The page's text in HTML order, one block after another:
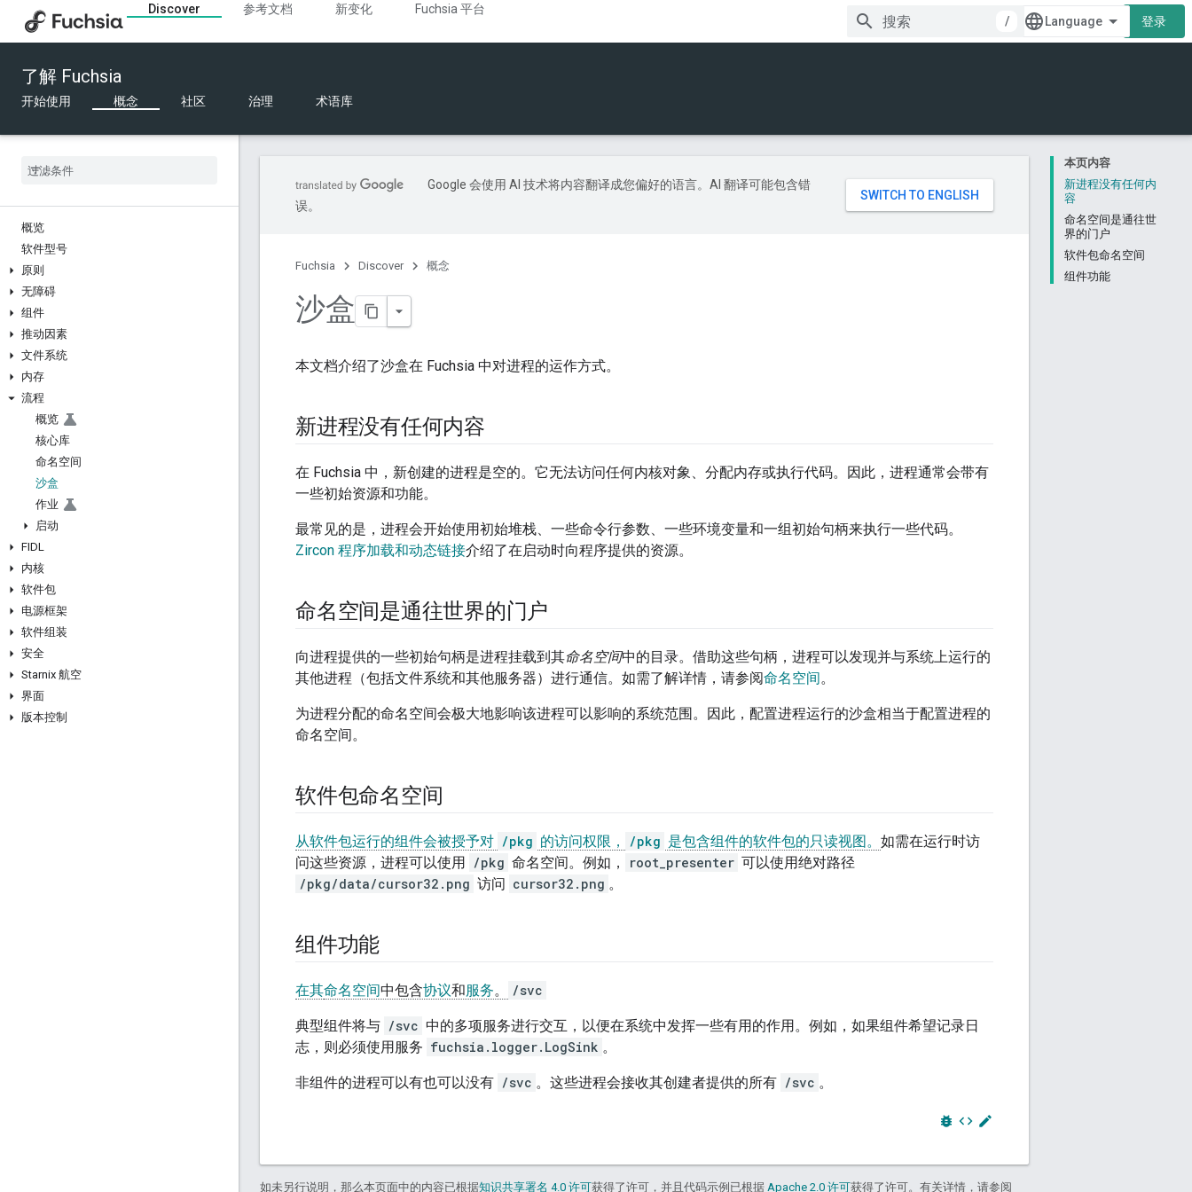
Discover 参考文档 新变化
Fuchsia 平台
/
登录
了解 Fuchsia
开始使用 概念 社区 治理 术语库
概览
软件型号
原则
无障碍
组件
推动因素
文件系统
内存
流程
概览
核心库
命名空间
沙盒
作业
启动
FIDL
内核
软件包
电源框架
软件组装
安全
Starnix 航空
界面
版本控制
本页内容
新进程没有任何内
容
命名空间是通往世
界的门户
软件包命名空间
组件功能
Google 会使用 AI 技术将内容翻译成您偏好的语言。AI 翻译可能包含错
误。
Fuchsia Discover 概念
沙盒
本文档介绍了沙盒在 Fuchsia 中对进程的运作方式。
新进程没有任何内容
在 Fuchsia 中，新创建的进程是空的。它无法访问任何内核对象、分配内存或执行代码。因此，进程通常会带有
一些初始资源和功能。
最常见的是，进程会开始使用初始堆栈、一些命令行参数、一些环境变量和一组初始句柄来执行一些代码。
Zircon 程序加载和动态链接介绍了在启动时向程序提供的资源。
命名空间是通往世界的门户
向进程提供的一些初始句柄是进程挂载到其命名空间中的目录。借助这些句柄，进程可以发现并与系统上运行的
其他进程（包括文件系统和其他服务器）进行通信。如需了解详情，请参阅命名空间。
为进程分配的命名空间会极大地影响该进程可以影响的系统范围。因此，配置进程运行的沙盒相当于配置进程的
命名空间。
软件包命名空间
从软件包运行的组件会被授予对 /pkg 的访问权限， /pkg 是包含组件的软件包的只读视图。 如需在运行时访
问这些资源，进程可以使用 /pkg 命名空间。例如， root_presenter 可以使用绝对路径
/pkg/data/cursor32.png 访问 cursor32.png 。
组件功能
在其命名空间中包含协议和服务。 /svc
典型组件将与 /svc 中的多项服务进行交互，以便在系统中发挥一些有用的作用。例如，如果组件希望记录日
志，则必须使用服务 fuchsia.logger.LogSink 。
非组件的进程可以有也可以没有 /svc 。这些进程会接收其创建者提供的所有 /svc 。
bug_report code edit
如未另行说明，那么本页面中的内容已根据知识共享署名 4.0 许可获得了许可，并且代码示例已根据 Apache 2.0 许可获得了许可。有关详情，请参阅